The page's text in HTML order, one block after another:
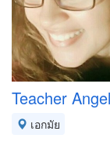
Teacher
เอกมัย